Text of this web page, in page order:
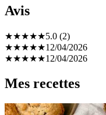
Avis
★★★★★5.0 (2)
★★★★★12/04/2026
★★★★★12/04/2026
Mes recettes